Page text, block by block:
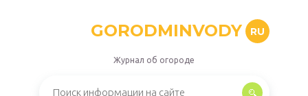
GORODMINVODY RU
Журнал об огороде